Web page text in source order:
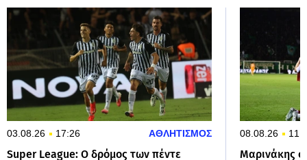
03.08.26 17:26 ΑΘΛΗΤΙΣΜΟΣ
Super League: O δρόμος των πέντε
08.08.26
Μαρινάκης